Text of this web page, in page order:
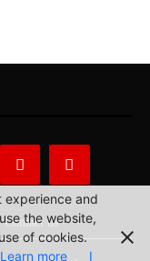
Contact us
experience and
the website,
of cookies.
Learn more I